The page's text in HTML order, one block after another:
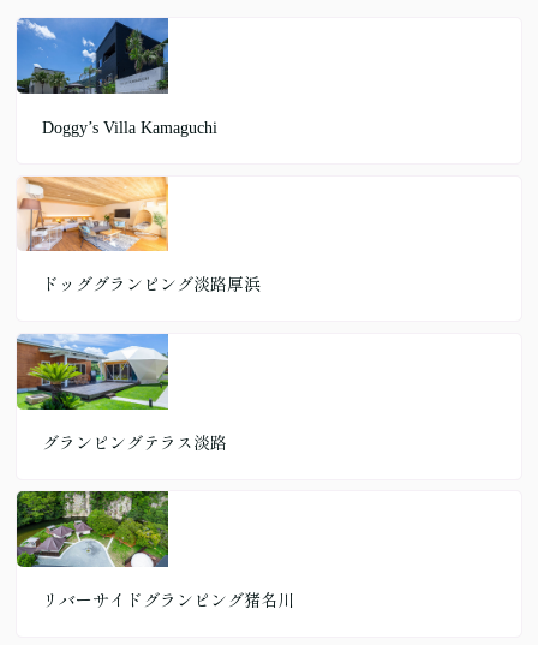
Doggy’s Villa Kamaguchi
ドッググランピング淡路厚浜
グランピングテラス淡路
リバーサイドグランピング猪名川